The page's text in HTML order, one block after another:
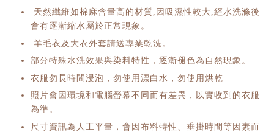
天然纖維如棉麻含量高的材質,因吸濕性較大,經水洗滌後
會有逐漸縮水屬於正常現象。
羊毛衣及大衣外套請送專業乾洗。
部分特殊水洗效果與染料特性，逐漸褪色為自然現象。
衣服勿長時間浸泡，勿使用漂白水，勿使用烘乾
照片會因環境和電腦螢幕不同而有差異，以實收到的衣服
為準。
尺寸資訊為人工平量，會因布料特性、垂掛時間等因素而